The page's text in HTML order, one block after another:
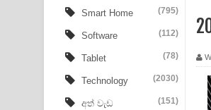
Apa Hamuwee Song
PATHINIYE Song
Sorry Sir Song
Mathaka Aluthin
Smart Home (795)
Software (112)
Tablet (78)
Technology (2030)
අත් වැඩ (151)